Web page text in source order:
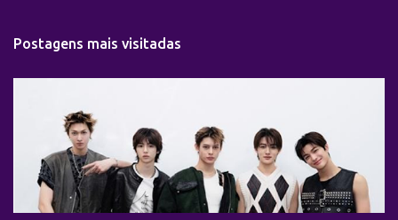
Postagens mais visitadas